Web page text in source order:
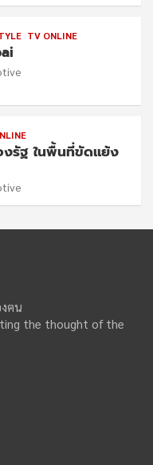
TV ONLINE
รัฐ ในพื้นที่ขัดแย้ง
ฅน
the thought of the